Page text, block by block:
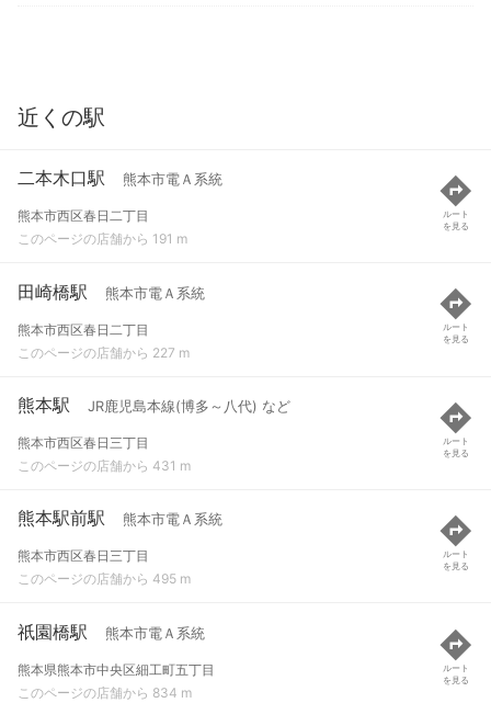
近くの駅
二本木口駅 熊本市電Ａ系統
熊本市西区春日二丁目
このページの店舗から 191 m
ルート
を見る
田崎橋駅 熊本市電Ａ系統
熊本市西区春日二丁目
このページの店舗から 227 m
ルート
を見る
熊本駅 JR鹿児島本線(博多～八代) など
熊本市西区春日三丁目
このページの店舗から 431 m
ルート
を見る
熊本駅前駅 熊本市電Ａ系統
熊本市西区春日三丁目
このページの店舗から 495 m
ルート
を見る
祇園橋駅 熊本市電Ａ系統
熊本県熊本市中央区細工町五丁目
このページの店舗から 834 m
ルート
を見る